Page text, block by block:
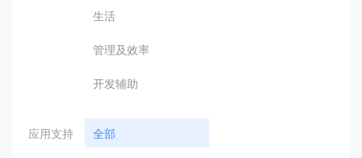
生活
管理及效率
开发辅助
应用支持 全部